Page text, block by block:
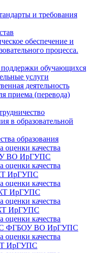
и требования
обеспечение и
процесса.
обучающихся
услуги
деятельность
приема (перевода)
в образовательной
образования
оценки качества
ВО ИрГУПС
оценки качества
ИрГУПС
оценки качества
ИрГУПС
оценки качества
ИрГУПС
оценки качества
ФГБОУ ВО ИрГУПС
оценки качества
ИрГУПС